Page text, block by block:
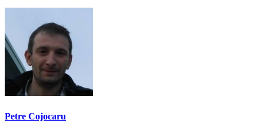
Petre Cojocaru